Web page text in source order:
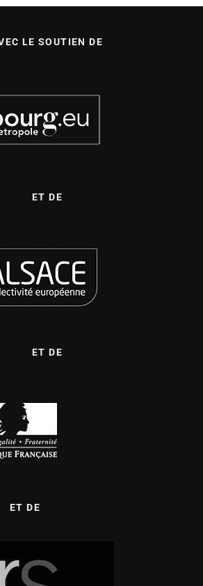
LE SOUTIEN DE
ET DE
ET DE
ET DE